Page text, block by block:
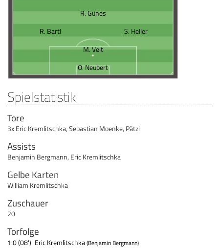
R. Günes
R. Bartl
S. Heller
M. Veit
O. Neubert
Spielstatistik
Tore
3x Eric Kremlitschka,Sebastian Moenke, Pätzi
Assists
Benjamin Bergmann, Eric Kremlitschka
Gelbe Karten
William Kremlitschka
Zuschauer
20
Torfolge
1:0 (08') Eric Kremlitschka(Benjamin Bergmann)